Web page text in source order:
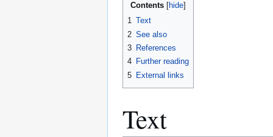
Contents
1 Text
2 See also
3 References
4 Further reading
5 External links
Text